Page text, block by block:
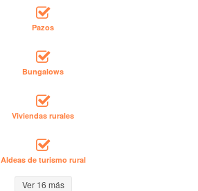
Pazos
Bungalows
Viviendas rurales
Aldeas de turismo rural
Ver 16 más